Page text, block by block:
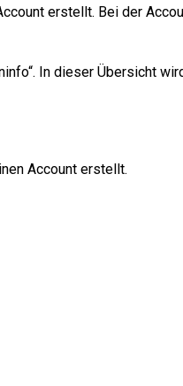
erstellt. Bei der
In dieser Übersicht
Account erstellt.